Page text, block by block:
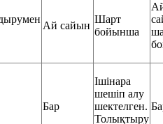
Ай сайын
Шарт
бойынша
Бар
Ішінара
шешіп алу
шектелген.
Толықтыру